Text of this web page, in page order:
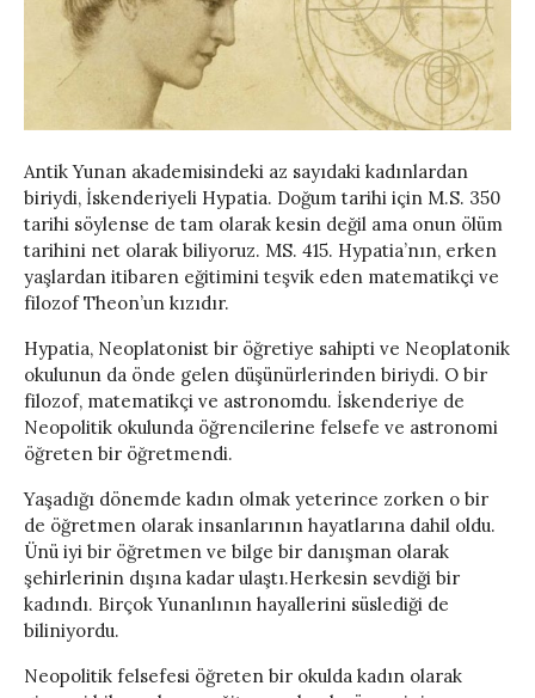
Antik Yunan akademisindeki az sayıdaki kadınlardan
biriydi, İskenderiyeli Hypatia. Doğum tarihi için M.S. 350
tarihi söylense de tam olarak kesin değil ama onun ölüm
tarihini net olarak biliyoruz. MS. 415. Hypatia’nın, erken
yaşlardan itibaren eğitimini teşvik eden matematikçi ve
filozof Theon’un kızıdır.
Hypatia, Neoplatonist bir öğretiye sahipti ve Neoplatonik
okulunun da önde gelen düşünürlerinden biriydi. O bir
filozof, matematikçi ve astronomdu. İskenderiye de
Neopolitik okulunda öğrencilerine felsefe ve astronomi
öğreten bir öğretmendi.
Yaşadığı dönemde kadın olmak yeterince zorken o bir
de öğretmen olarak insanlarının hayatlarına dahil oldu.
Ünü iyi bir öğretmen ve bilge bir danışman olarak
şehirlerinin dışına kadar ulaştı.Herkesin sevdiği bir
kadındı. Birçok Yunanlının hayallerini süslediği de
biliniyordu.
Neopolitik felsefesi öğreten bir okulda kadın olarak